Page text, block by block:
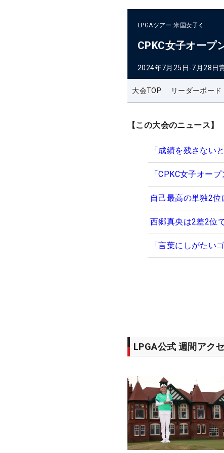
LPGAツアー 米国女子
CPKC女子オープ
2024年7月25日-7月28日
大会TOP リーダーボード
【この大会のニュース】
「成績を残さない
「CPKC女子オー
自己最高の単独2位
西郷真央は2差2位
「言葉にしがたい
LPGA公式 週間アク